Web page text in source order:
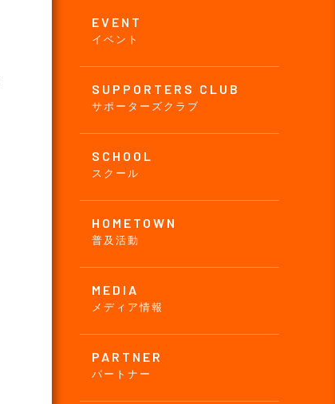
EVENT
イベント
SUPPORTERS CLUB
サポーターズクラブ
SCHOOL
スクール
HOMETOWN
普及活動
MEDIA
メディア情報
PARTNER
パートナー